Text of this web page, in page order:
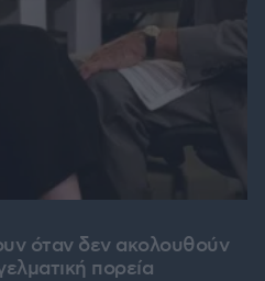
όταν δεν ακολουθούν
πορεία